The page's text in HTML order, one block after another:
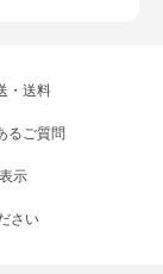
・送料
るご質問
示
さい